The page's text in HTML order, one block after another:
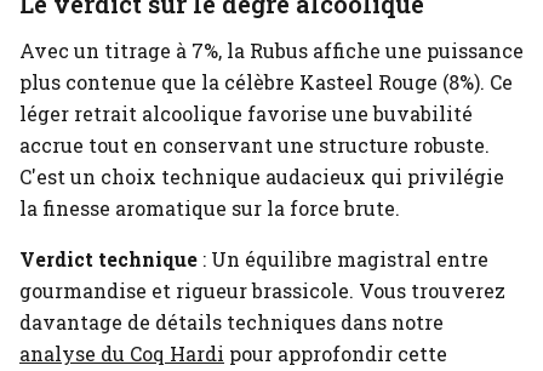
Avec un titrage à 7%, la Rubus affiche une puissance
plus contenue que la célèbre Kasteel Rouge (8%). Ce
léger retrait alcoolique favorise une buvabilité
accrue tout en conservant une structure robuste.
C'est un choix technique audacieux qui privilégie
la finesse aromatique sur la force brute.
Verdict technique : Un équilibre magistral entre
gourmandise et rigueur brassicole. Vous trouverez
davantage de détails techniques dans notre
analyse du Coq Hardi pour approfondir cette